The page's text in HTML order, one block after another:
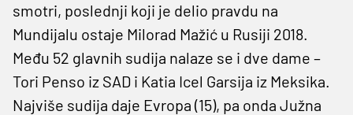
smotri, poslednji koji je delio pravdu na
Mundijalu ostaje Milorad Mažić u Rusiji 2018.
Među 52 glavnih sudija nalaze se i dve dame –
Tori Penso iz SAD i Katia Icel Garsija iz Meksika.
Najviše sudija daje Evropa (15), pa onda Južna